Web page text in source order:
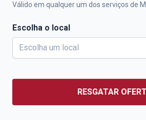
Válido em qualquer um dos serviços de
Escolha o local
RESGATAR